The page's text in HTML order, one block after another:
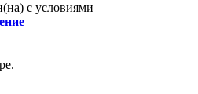
с условиями